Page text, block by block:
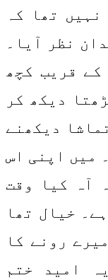
تھا کہ
نظر آیا۔
قریب کچھ
دیکھ کر
دیکھنے
میں اپنی اس
آہ کیا وقت
خیال تھا
رونے کا
امید ختم